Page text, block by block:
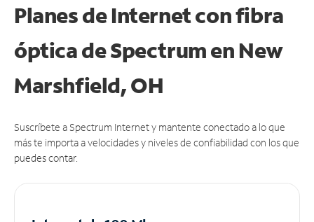
Planes de Internet con fibra
óptica de Spectrum en New
Marshfield, OH
Suscríbete a Spectrum Internet y mantente conectado a lo que
más te importa a velocidades y niveles de confiabilidad con los que
puedes contar.